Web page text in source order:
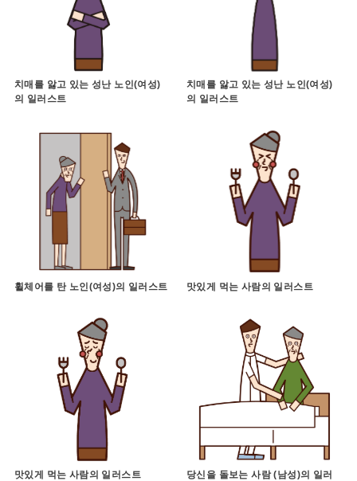
치매를 앓고 있는 성난 노인(여성)
의 일러스트
치매를 앓고 있는 성난 노인(여성)
의 일러스트
휠체어를 탄 노인(여성)의 일러스트 맛있게 먹는 사람의 일러스트
맛있게 먹는 사람의 일러스트
당신을 돌보는 사람 (남성)의 일러